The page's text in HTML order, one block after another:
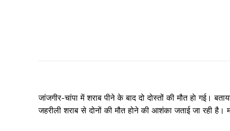
जांजगीर-चांपा में शराब पीने के बाद दो दोस्तों की मौत हाे गई।
जहरीली शराब से दोनों की मौत होने की आशंका जताई जा रही है।